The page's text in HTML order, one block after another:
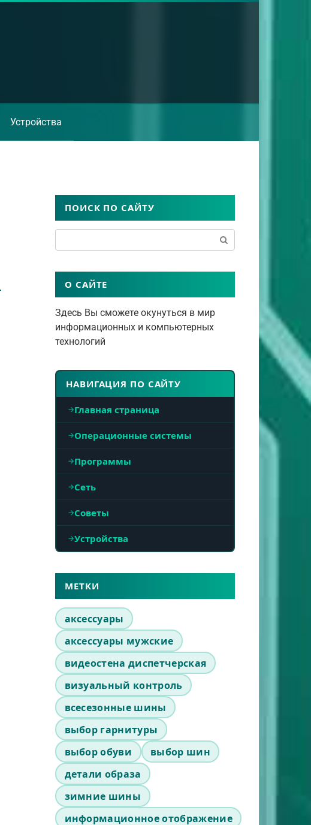
Устройства
ПОИСК ПО САЙТУ
О САЙТЕ
Здесь Вы сможете окунуться в мир
информационных и компьютерных
технологий
НАВИГАЦИЯ ПО САЙТУ
Главная страница
Операционные системы
Программы
Сеть
Советы
Устройства
МЕТКИ
аксессуары
аксессуары мужские
видеостена диспетчерская
визуальный контроль
всесезонные шины
выбор гарнитуры
выбор обуви
выбор шин
детали образа
зимние шины
информационное отображение